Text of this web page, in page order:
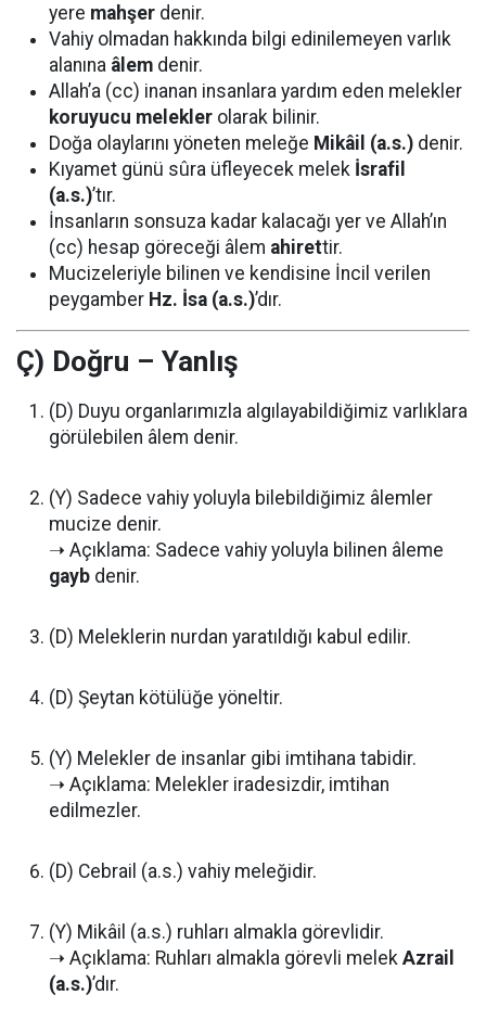
yere mahşer denir.
Vahiy olmadan hakkında bilgi edinilemeyen varlık
alanına âlem denir.
Allah’a (cc) inanan insanlara yardım eden melekler
koruyucu melekler olarak bilinir.
Doğa olaylarını yöneten meleğe Mikâil (a.s.) denir.
Kıyamet günü sûra üfleyecek melek İsrafil
(a.s.)’tır.
İnsanların sonsuza kadar kalacağı yer ve Allah’ın
(cc) hesap göreceği âlem ahirettir.
Mucizeleriyle bilinen ve kendisine İncil verilen
peygamber Hz. İsa (a.s.)’dır.
Ç) Doğru – Yanlış
(D) Duyu organlarımızla algılayabildiğimiz varlıklara
görülebilen âlem denir.
(Y) Sadece vahiy yoluyla bilebildiğimiz âlemler
mucize denir.
➝ Açıklama: Sadece vahiy yoluyla bilinen âleme
gayb denir.
(D) Meleklerin nurdan yaratıldığı kabul edilir.
(D) Şeytan kötülüğe yöneltir.
(Y) Melekler de insanlar gibi imtihana tabidir.
➝ Açıklama: Melekler iradesizdir, imtihan
edilmezler.
(D) Cebrail (a.s.) vahiy meleğidir.
(Y) Mikâil (a.s.) ruhları almakla görevlidir.
➝ Açıklama: Ruhları almakla görevli melek Azrail
(a.s.)’dır.